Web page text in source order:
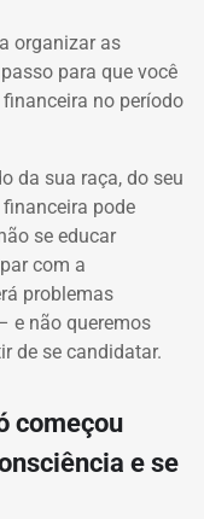
organizar as
para que você
no período
da sua raça, do seu
pode
se educar
com a
problemas
e não queremos
de se candidatar.
começou
e se